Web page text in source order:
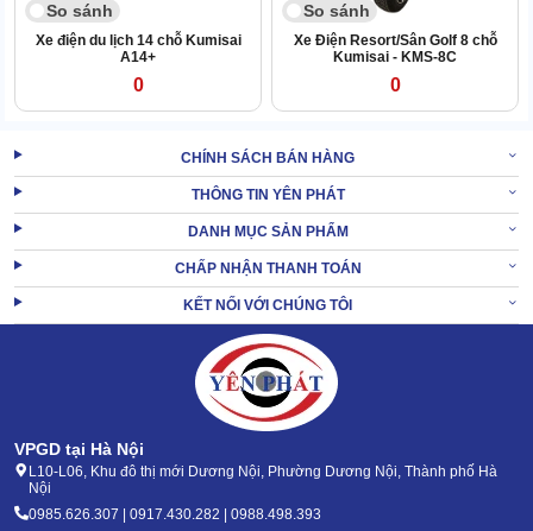
So sánh
Xe điện du lịch 14 chỗ Kumisai
A14+
0
So sánh
Xe Điện Resort/Sân Golf 8 chỗ
Kumisai - KMS-8C
0
CHÍNH SÁCH BÁN HÀNG
THÔNG TIN YÊN PHÁT
DANH MỤC SẢN PHẨM
CHẤP NHẬN THANH TOÁN
KẾT NỐI VỚI CHÚNG TÔI
VPGD tại Hà Nội
L10-L06, Khu đô thị mới Dương Nội, Phường Dương Nội, Thành phố Hà
Nội
0985.626.307 | 0917.430.282 | 0988.498.393